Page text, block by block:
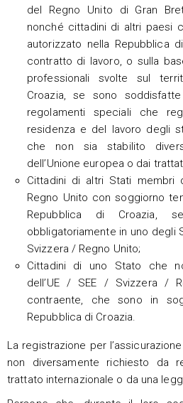
del Regno Unito di Gran
nonché cittadini di altri paesi
autorizzato nella Repubblica
contratto di lavoro, o sulla
professionali svolte sul
Croazia, se sono
regolamenti speciali che
residenza e del lavoro degli
che non sia stabilito
dell’Unione europea o dai
Cittadini di altri Stati membri
Regno Unito con soggiorno
Repubblica di Croazia,
obbligatoriamente in uno degli
Svizzera / Regno Unito;
Cittadini di uno Stato che
dell’UE / SEE / Svizzera /
contraente, che sono in
Repubblica di Croazia.
La registrazione per
non diversamente richiesto da
trattato internazionale o da una